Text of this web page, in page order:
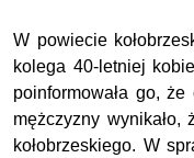
W powiecie
kolega 40-letniej
poinformowała go,
mężczyzny
kołobrzeskiego. W